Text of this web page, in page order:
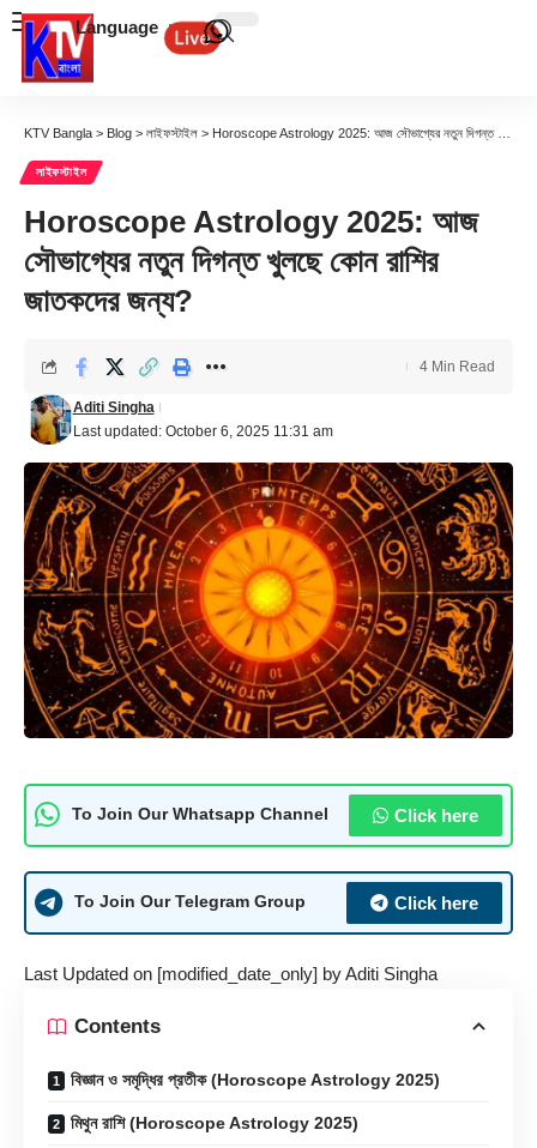
Language
KTV Bangla > Blog > লাইফস্টাইল > Horoscope Astrology 2025: আজ সৌভাগ্যের নতুন দিগন্ত খুলছে কোন রাশির জাতকদের জন্য?
লাইফস্টাইল
Horoscope Astrology 2025: আজ
সৌভাগ্যের নতুন দিগন্ত খুলছে কোন রাশির
জাতকদের জন্য?
Last updated: October 6, 2025 11:31 am
Aditi Singha
4 Min Read
To Join Our Whatsapp Channel Click here
To Join Our Telegram Group Click here
Last Updated on [modified_date_only] byAditi Singha
Contents
বিজ্ঞান ও সমৃদ্ধির প্রতীক (Horoscope Astrology 2025)
মিথুন রাশি (Horoscope Astrology 2025)